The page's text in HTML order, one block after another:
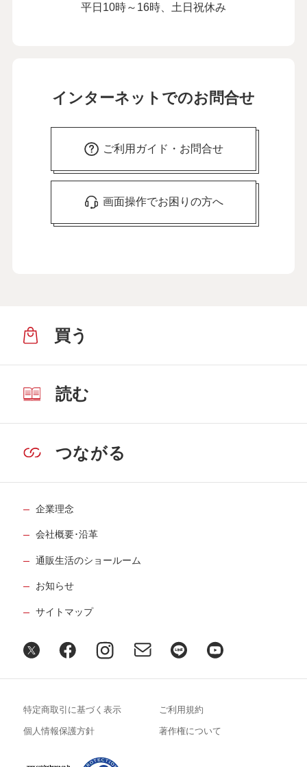
平日10時～16時、土日祝休み
インターネットでのお問合せ
ご利用ガイド・お問合せ
画面操作でお困りの方へ
買う
読む
つながる
企業理念
会社概要･沿革
通販生活のショールーム
お知らせ
サイトマップ
特定商取引に基づく表示 ご利用規約
個人情報保護方針 著作権について